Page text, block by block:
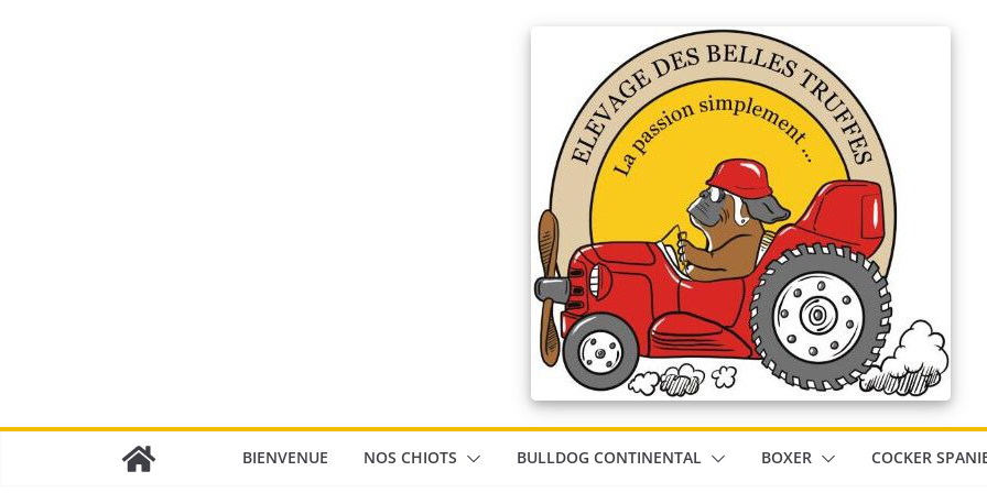
BIENVENUE NOS CHIOTS BULLDOG CONTINENTAL BOXER COCKER